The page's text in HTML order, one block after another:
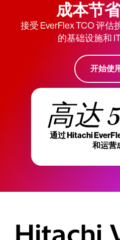
成本节
接受 EverFlex TCO 评估
的基础设施和
开始使
高达
通过 Hitachi
和运营